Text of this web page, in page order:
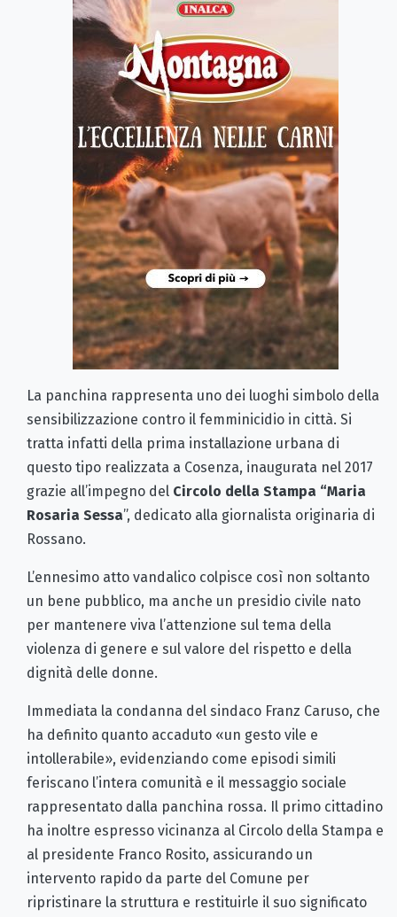
La panchina rappresenta uno dei luoghi simbolo della
sensibilizzazione contro il femminicidio in città. Si
tratta infatti della prima installazione urbana di
questo tipo realizzata a Cosenza, inaugurata nel 2017
grazie all’impegno del Circolo della Stampa “Maria
Rosaria Sessa”, dedicato alla giornalista originaria di
Rossano.
L’ennesimo atto vandalico colpisce così non soltanto
un bene pubblico, ma anche un presidio civile nato
per mantenere viva l’attenzione sul tema della
violenza di genere e sul valore del rispetto e della
dignità delle donne.
Immediata la condanna del sindaco Franz Caruso, che
ha definito quanto accaduto «un gesto vile e
intollerabile», evidenziando come episodi simili
feriscano l’intera comunità e il messaggio sociale
rappresentato dalla panchina rossa. Il primo cittadino
ha inoltre espresso vicinanza al Circolo della Stampa e
al presidente Franco Rosito, assicurando un
intervento rapido da parte del Comune per
ripristinare la struttura e restituirle il suo significato